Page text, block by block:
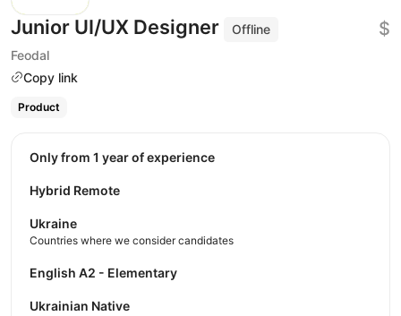
Junior UI/UX Designer
Offline
Feodal
Copy link
$
Product
Only from 1 year of experience
Hybrid Remote
Ukraine
Countries where we consider candidates
English A2 - Elementary
Ukrainian Native